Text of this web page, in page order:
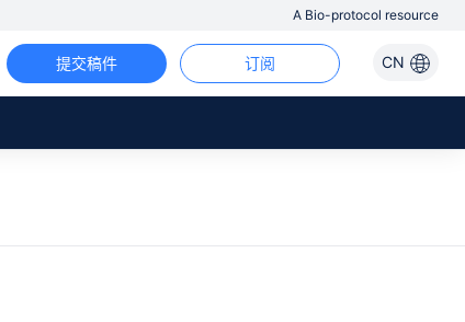
A Bio-protocol resource
CN
订阅
提交稿件